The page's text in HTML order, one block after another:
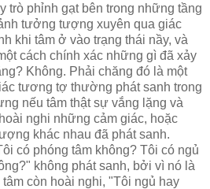
trò phỉnh gạt bên trong những tầng
tưởng tượng xuyên qua giác
khi tâm ở vào trạng thái nầy, và
cách chính xác những gì đã xảy
Không. Phải chăng đó là một
tương tợ thường phát sanh trong
nếu tâm thật sự vắng lặng và
nghi những cảm giác, hoặc
khác nhau đã phát sanh.
có phóng tâm không? Tôi có ngủ
không phát sanh, bởi vì nó là
còn hoài nghi, "Tôi ngủ hay